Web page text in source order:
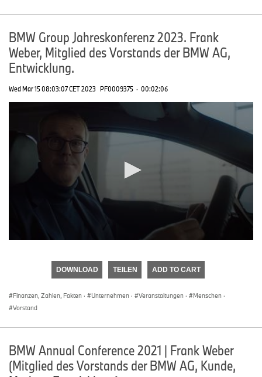
BMW Group Jahreskonferenz 2023. Frank
Weber, Mitglied des Vorstands der BMW AG,
Entwicklung.
Wed Mar 15 08:03:07 CET 2023 PF0009375 · 00:02:06
DOWNLOAD TEILEN ADD TO CART
Finanzen, Zahlen, Fakten · Unternehmen · Veranstaltungen · Menschen ·
Vorstand
BMW Annual Conference 2021 | Frank Weber
(Mitglied des Vorstands der BMW AG, Kunde,